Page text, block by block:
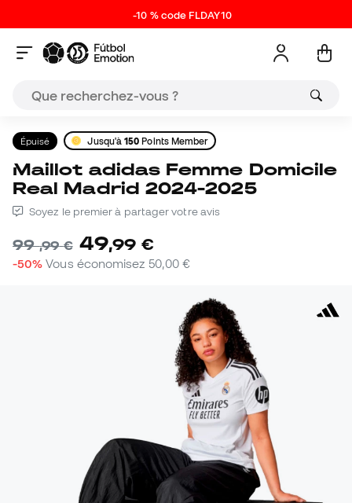
-10 % code FLDAY10
Épuisé Jusqu'à150 Points Member
Maillot adidas Femme Domicile
Real Madrid 2024-2025
Soyez le premier à partager votre avis
99,99 € 49,99 €
-50% Vous économisez 50,00 €